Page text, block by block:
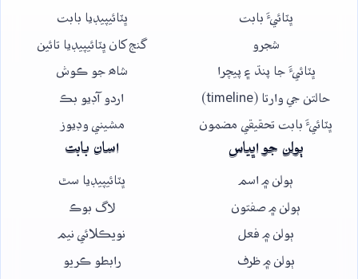
ڀٽائيءَ بابت
شجرو
ڀٽائيءَ جا پنڌ ۽ پيچرا
حالتن جي وارتا (timeline)
ڀٽائيءَ بابت تحقيقي مضمون
ڀٽائيپيڊيا بابت
گنج کان ڀٽائيپيڊيا تائين
شاھ جو ڪوش
اردو آڊيو بڪ
مشيني وڊيوز
ٻولن جو اڀياس
ٻولن ۾ اسم
ٻولن ۾ صفتون
ٻولن ۾ فعل
ٻولن ۾ ظرف
اسان بابت
ڀٽائيپيڊيا سٿ
لاگ بوڪ
نويڪلائي نيم
رابطو ڪريو